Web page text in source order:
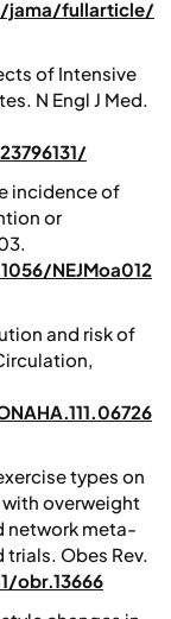
jama/fullarticle/
of Intensive
N Engl J Med.
incidence of
or
.
NEJMoa012
and risk of
,
types on
overweight
network meta-
trials. Obes Rev.
obr.13666